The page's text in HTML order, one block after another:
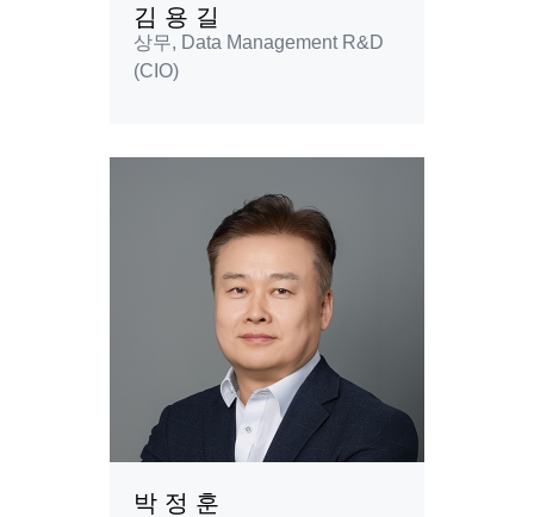
김 용 길
상무, Data Management R&D
(CIO)
박 정 훈